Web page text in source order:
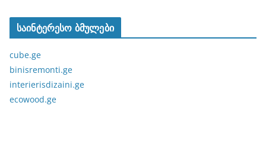
საინტერესო ბმულები
cube.ge
binisremonti.ge
interierisdizaini.ge
ecowood.ge